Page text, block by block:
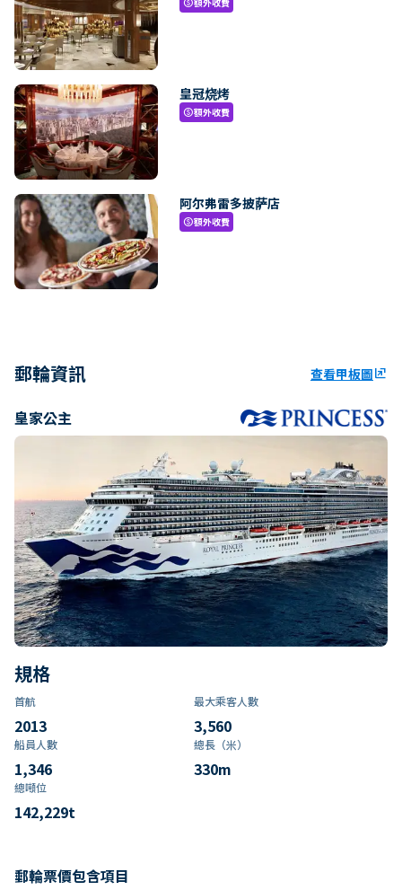
paid
皇冠烧烤
paid額外收費
阿尔弗雷多披萨店
paid額外收費
郵輪資訊 查看甲板圖ungroup
皇家公主
規格
首航
2013
最大乘客人數
3,560
船員人數
1,346
總長（米）
330m
總噸位
142,229t
郵輪票價包含項目